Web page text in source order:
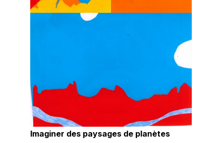
Imaginer des paysages de planètes